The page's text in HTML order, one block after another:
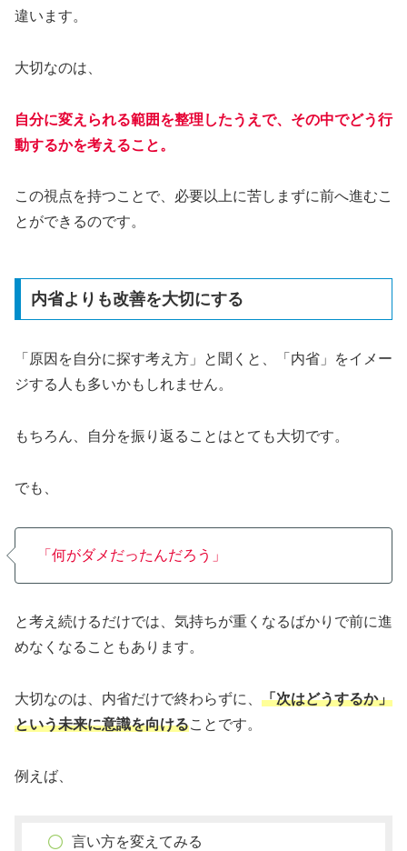
違います。
大切なのは、
自分に変えられる範囲を整理したうえで、その中でどう行
動するかを考えること。
この視点を持つことで、必要以上に苦しまずに前へ進むこ
とができるのです。
内省よりも改善を大切にする
「原因を自分に探す考え方」と聞くと、「内省」をイメー
ジする人も多いかもしれません。
もちろん、自分を振り返ることはとても大切です。
でも、
「 何がダメだったんだろう」
と考え続けるだけでは、気持ちが重くなるばかりで前に進
めなくなることもあります。
大切なのは、内省だけで終わらずに、 「次はどうするか」
という未来に意識を向けることです。
例えば、
言い方を変えてみる